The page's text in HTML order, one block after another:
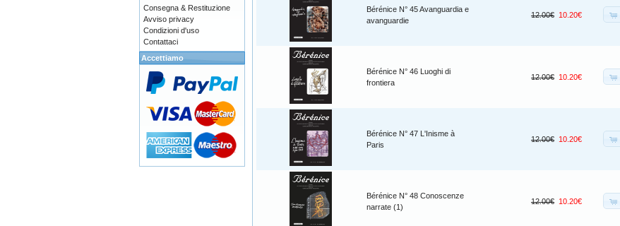
Bérénice N° 45 Avanguardia e
avanguardie
12.00€ 10.20€
Bérénice N° 46 Luoghi di
frontiera
12.00€ 10.20€
Bérénice N° 47 L'Inisme à
Paris
12.00€ 10.20€
Bérénice N° 48 Conoscenze
narrate (1)
12.00€ 10.20€
Consegna & Restituzione
Avviso privacy
Condizioni d'uso
Contattaci
Accettiamo